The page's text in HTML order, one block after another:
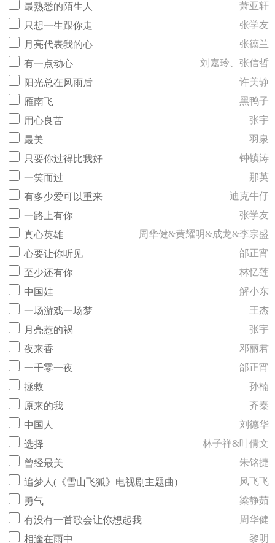
最熟悉的陌生人
萧亚轩
只想一生跟你走
张学友
月亮代表我的心
张德兰
有一点动心
刘嘉玲、张信哲
阳光总在风雨后
许美静
雁南飞
黑鸭子
用心良苦
张宇
最美
羽泉
只要你过得比我好
钟镇涛
一笑而过
那英
有多少爱可以重来
迪克牛仔
一路上有你
张学友
真心英雄
周华健&黄耀明&成龙&李宗盛
心要让你听见
邰正宵
至少还有你
林忆莲
中国娃
解小东
一场游戏一场梦
王杰
月亮惹的祸
张宇
夜来香
邓丽君
一千零一夜
邰正宵
拯救
孙楠
原来的我
齐秦
中国人
刘德华
选择
林子祥&叶倩文
曾经最美
朱铭捷
追梦人(《雪山飞狐》电视剧主题曲)
凤飞飞
勇气
梁静茹
有没有一首歌会让你想起我
周华健
相逢在雨中
黎明